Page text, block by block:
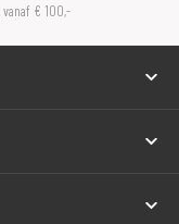
vanaf € 100,-